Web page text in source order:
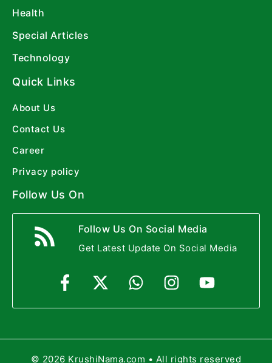
Health
Special Articles
Technology
Quick Links
About Us
Contact Us
Career
Privacy policy
Follow Us On
Follow Us On Social Media
Get Latest Update On Social Media
© 2026 KrushiNama.com • All rights reserved